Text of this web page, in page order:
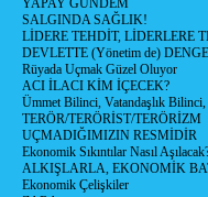
YAPAY GÜNDEM
SALGINDA SAĞLIK!
LİDERE TEHDİT, LİDERLERE
DEVLETTE (Yönetim de)
Rüyada Uçmak Güzel Oluyor
ACI İLACI KİM İÇECEK?
Ümmet Bilinci, Vatandaşlık
TERÖR/TERÖRİST/TERÖRİZM
UÇMADIĞIMIZIN RESMİDİR
Ekonomik Sıkıntılar Nasıl
ALKIŞLARLA, EKONOMİK
Ekonomik Çelişkiler